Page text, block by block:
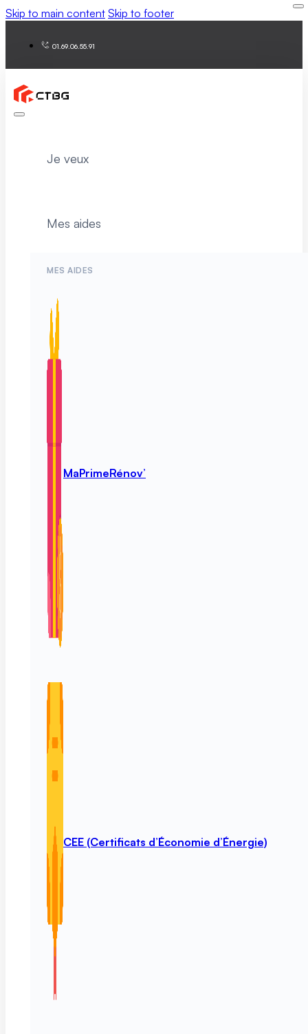
Skip to main content Skip to footer
01.69.06.55.91
Je veux
Mes aides
MES AIDES
MaPrimeRénov’
CEE (Certificats d’Économie d’Énergie)